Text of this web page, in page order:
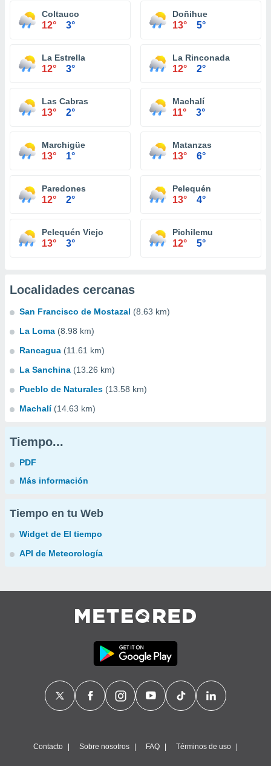
Coltauco
12° 3°
Doñihue
13° 5°
La Estrella
12° 3°
La Rinconada
12° 2°
Las Cabras
13° 2°
Machalí
11° 3°
Marchigüe
13° 1°
Matanzas
13° 6°
Paredones
12° 2°
Pelequén
13° 4°
Pelequén Viejo
13° 3°
Pichilemu
12° 5°
Localidades cercanas
San Francisco de Mostazal (8.63 km)
La Loma (8.98 km)
Rancagua (11.61 km)
La Sanchina (13.26 km)
Pueblo de Naturales (13.58 km)
Machalí (14.63 km)
Tiempo...
PDF
Más información
Tiempo en tu Web
Widget de El tiempo
API de Meteorología
Contacto Sobre nosotros FAQ Términos de uso